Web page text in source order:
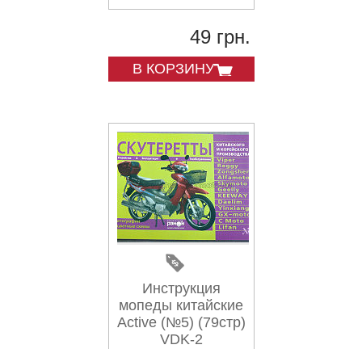
49 грн.
В КОРЗИНУ
Инструкция
мопеды китайские
Active (№5) (79стр)
VDK-2